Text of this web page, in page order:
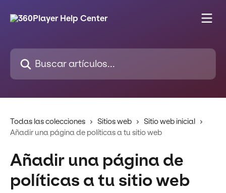
Buscar artículos...
Todas las colecciones Sitios web
Sitio web inicial
Añadir una página de políticas a tu sitio web
Añadir una página de
políticas a tu sitio web